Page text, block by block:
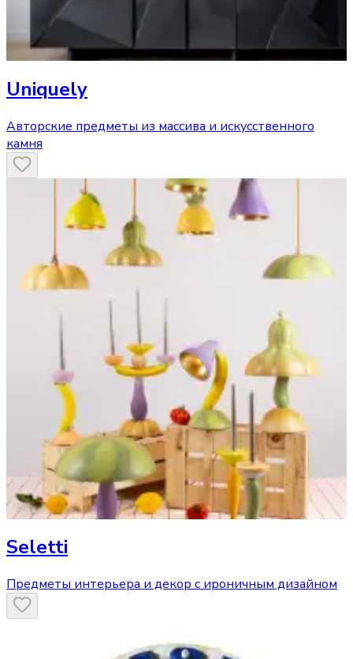
Uniquely
Авторские предметы из массива и искусственного
камня
Seletti
Предметы интерьера и декор с ироничным дизайном